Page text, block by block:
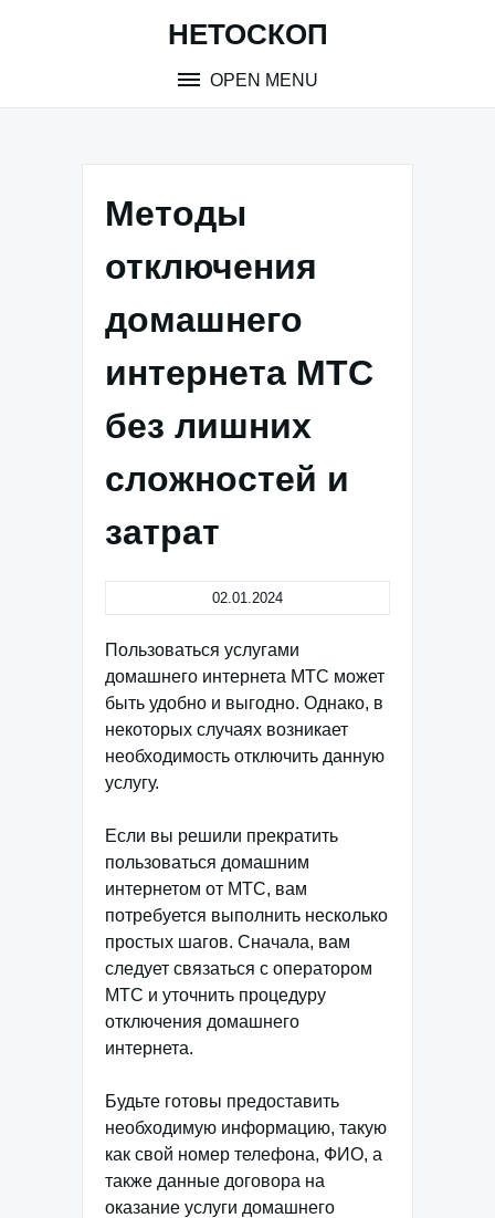
НЕТОСКОП
OPEN MENU
Методы
отключения
домашнего
интернета МТС
без лишних
сложностей и
затрат
02.01.2024
Пользоваться услугами
домашнего интернета МТС может
быть удобно и выгодно. Однако, в
некоторых случаях возникает
необходимость отключить данную
услугу.
Если вы решили прекратить
пользоваться домашним
интернетом от МТС, вам
потребуется выполнить несколько
простых шагов. Сначала, вам
следует связаться с оператором
МТС и уточнить процедуру
отключения домашнего
интернета.
Будьте готовы предоставить
необходимую информацию, такую
как свой номер телефона, ФИО, а
также данные договора на
оказание услуги домашнего